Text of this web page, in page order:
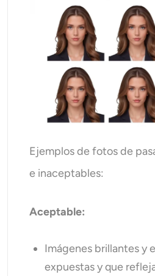
Ejemplos de fotos de
e inaceptables:
Aceptable:
Imágenes brillantes y
expuestas y que